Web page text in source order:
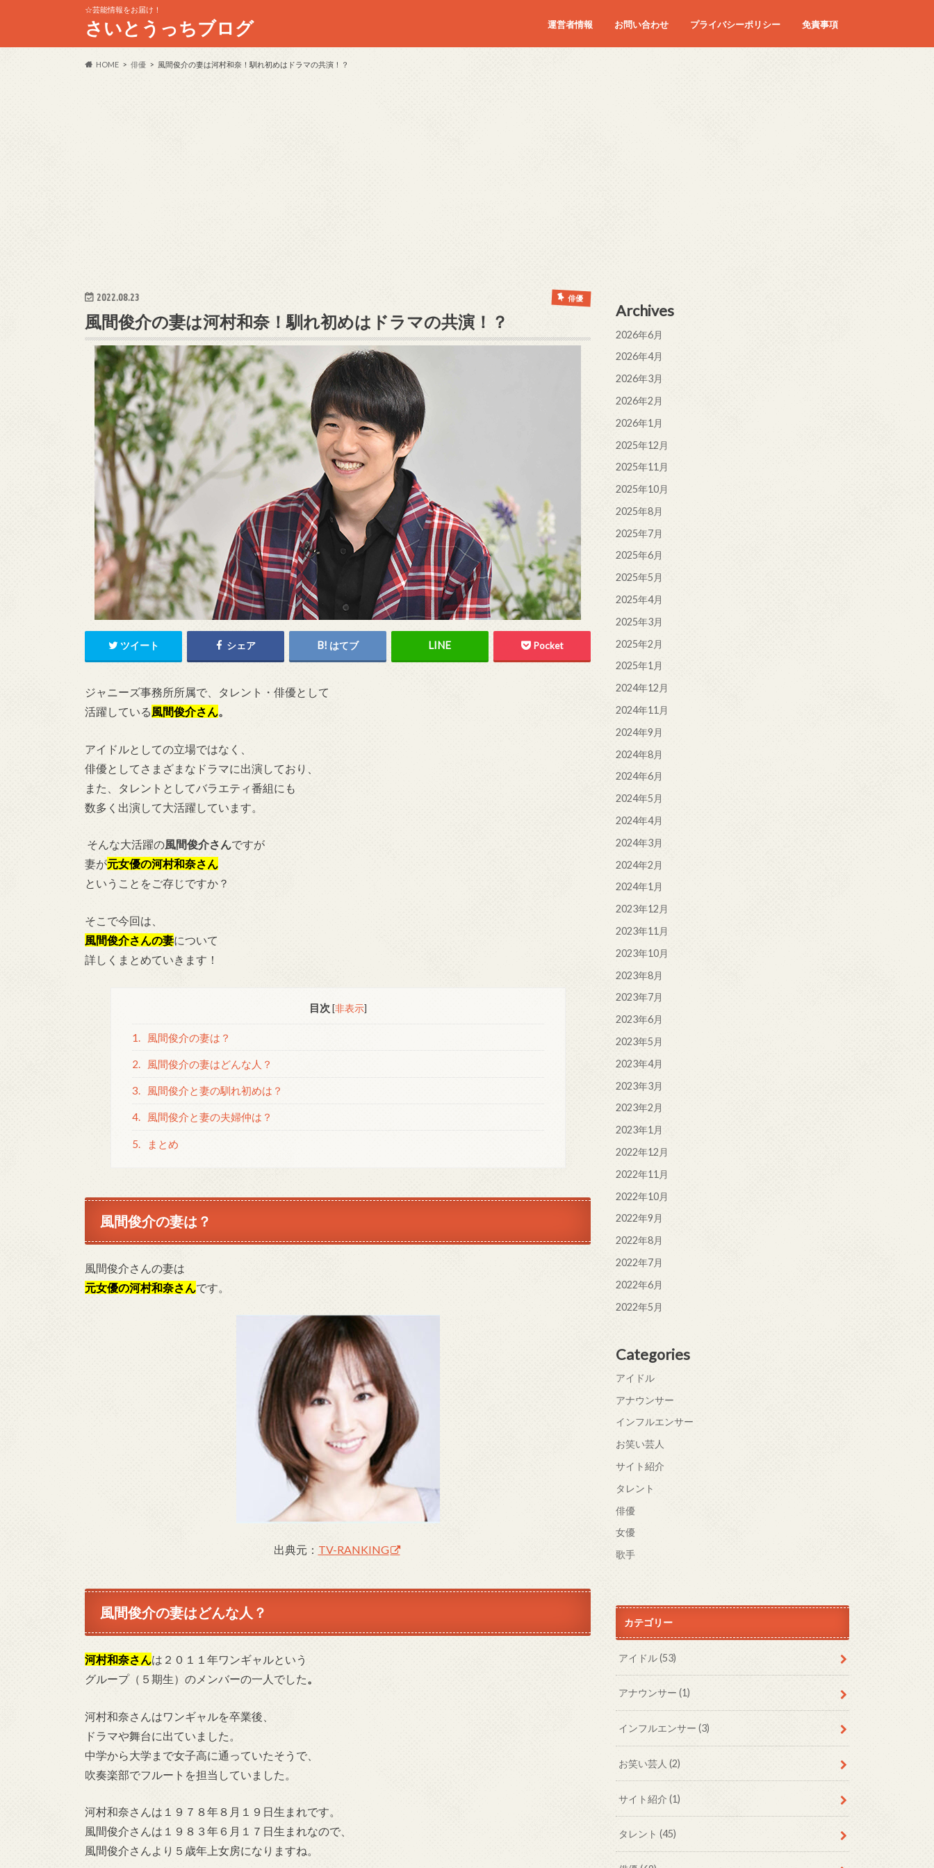
☆芸能情報をお届け！
さいとうっちブログ 運営者情報 お問い合わせ プライバシーポリシー 免責事項
HOME 俳優 風間俊介の妻は河村和奈！馴れ初めはドラマの共演！？
2022.08.23 俳優
風間俊介の妻は河村和奈！馴れ初めはドラマの共演！？
ツイート シェア はてブ Pocket
ジャニーズ事務所所属で、
タレント・俳優として
活躍している風間俊介さん。
アイドルとしての立場ではなく、
俳優としてさまざまなドラマに出演しており、
また、タレントとしてバラエティ番組にも
数多く出演して大活躍しています。
そんな大活躍の風間俊介さんですが
妻が元女優の河村和奈さん
ということをご存じですか？
そこで今回は、
風間俊介さんの妻について
詳しくまとめていきます！
目次 [非表示]
1. 風間俊介の妻は？
2. 風間俊介の妻はどんな人？
3. 風間俊介と妻の馴れ初めは？
4. 風間俊介と妻の夫婦仲は？
5. まとめ
風間俊介の妻は？
風間俊介さんの妻は
元女優の河村和奈さんです。
出典元： TV-RANKING
風間俊介の妻はどんな人？
河村和奈さんは２０１１年ワンギャルという
グループ（５期生）のメンバーの一人でした。
河村和奈さんはワンギャルを卒業後、
ドラマや舞台に出ていました。
中学から大学まで女子高に通っていたそうで、
吹奏楽部でフルートを担当していました。
河村和奈さんは１９７８年８月１９日生まれです。
風間俊介さんは１９８３年６月１７日生まれなので、
風間俊介さんより５歳年上女房になりますね。
Archives
2026年6月
2026年4月
2026年3月
2026年2月
2026年1月
2025年12月
2025年11月
2025年10月
2025年8月
2025年7月
2025年6月
2025年5月
2025年4月
2025年3月
2025年2月
2025年1月
2024年12月
2024年11月
2024年9月
2024年8月
2024年6月
2024年5月
2024年4月
2024年3月
2024年2月
2024年1月
2023年12月
2023年11月
2023年10月
2023年8月
2023年7月
2023年6月
2023年5月
2023年4月
2023年3月
2023年2月
2023年1月
2022年12月
2022年11月
2022年10月
2022年9月
2022年8月
2022年7月
2022年6月
2022年5月
Categories
アイドル
アナウンサー
インフルエンサー
お笑い芸人
サイト紹介
タレント
俳優
女優
歌手
カテゴリー
アイドル(53)
アナウンサー(1)
インフルエンサー(3)
お笑い芸人(2)
サイト紹介(1)
タレント(45)